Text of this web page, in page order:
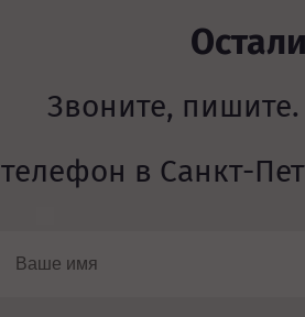
Звоните,
телефон в Санкт-